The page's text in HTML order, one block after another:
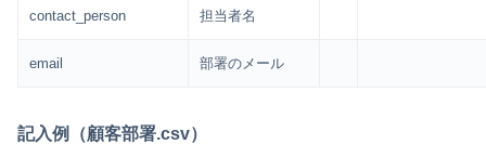
contact_person 担当者名
email 部署のメール
記入例（顧客部署.csv）